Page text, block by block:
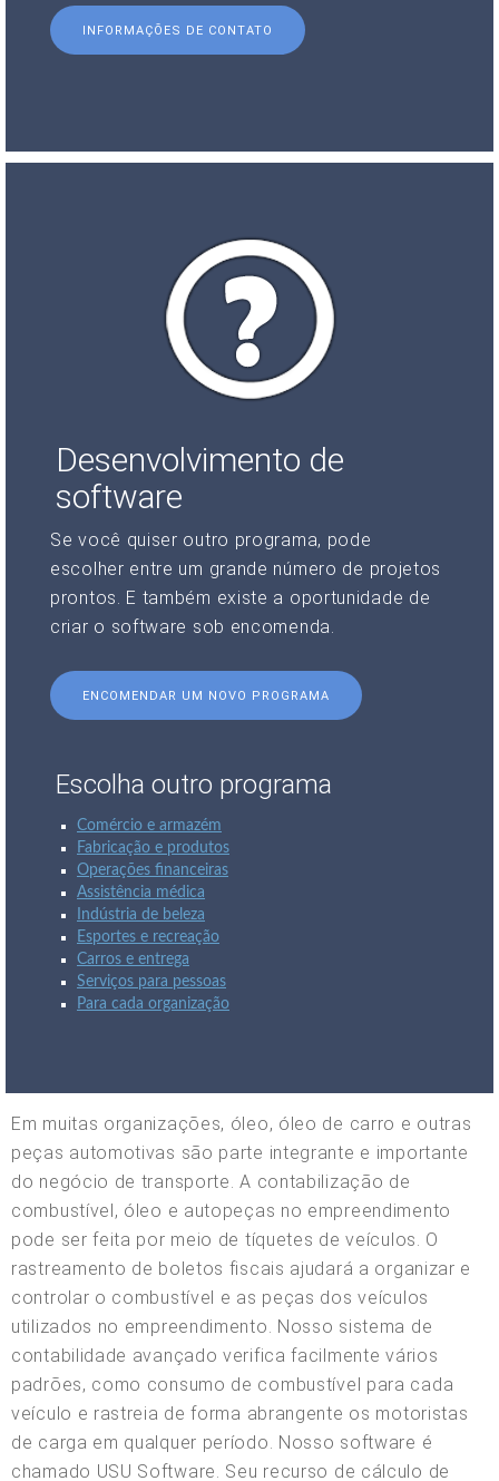
INFORMAÇÕES DE CONTATO
Desenvolvimento de
software
Se você quiser outro programa, pode
escolher entre um grande número de projetos
prontos. E também existe a oportunidade de
criar o software sob encomenda.
ENCOMENDAR UM NOVO PROGRAMA
Escolha outro programa
Comércio e armazém
Fabricação e produtos
Operações financeiras
Assistência médica
Indústria de beleza
Esportes e recreação
Carros e entrega
Serviços para pessoas
Para cada organização
Em muitas organizações, óleo, óleo de carro e outras
peças automotivas são parte integrante e importante
do negócio de transporte. A contabilização de
combustível, óleo e autopeças no empreendimento
pode ser feita por meio de tíquetes de veículos. O
rastreamento de boletos fiscais ajudará a organizar e
controlar o combustível e as peças dos veículos
utilizados no empreendimento. Nosso sistema de
contabilidade avançado verifica facilmente vários
padrões, como consumo de combustível para cada
veículo e rastreia de forma abrangente os motoristas
de carga em qualquer período. Nosso software é
chamado USU Software. Seu recurso de cálculo de